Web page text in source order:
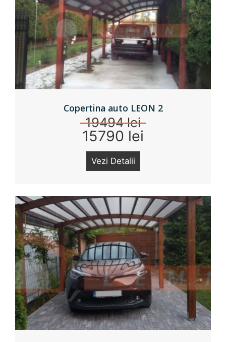
Copertina auto LEON 2
19494 lei
15790 lei
Vezi Detalii